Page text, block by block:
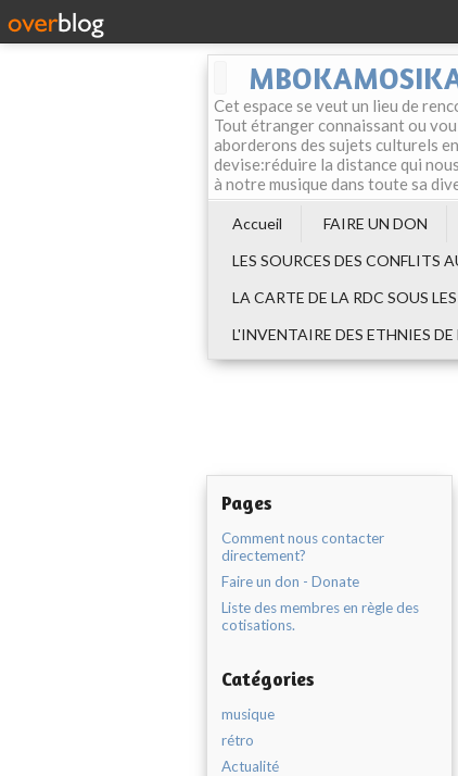
Cet espace se veut un lieu de
Tout étranger connaissant ou
aborderons des sujets culturels
devise:réduire la distance qui
à notre musique dans toute sa
Accueil FAIRE UN DON
LES SOURCES DES CONFLITS
LA CARTE DE LA RDC SOUS
L'INVENTAIRE DES ETHNIES DE
Pages
Comment nous contacter
directement?
Faire un don - Donate
Liste des membres en règle des
cotisations.
Catégories
musique
rétro
Actualité